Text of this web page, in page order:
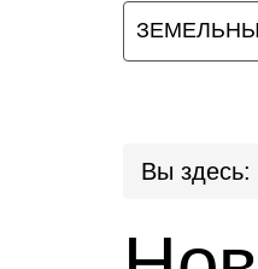
Вы здесь: